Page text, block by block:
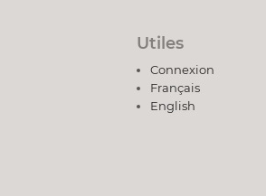
Utiles
Connexion
Français
English